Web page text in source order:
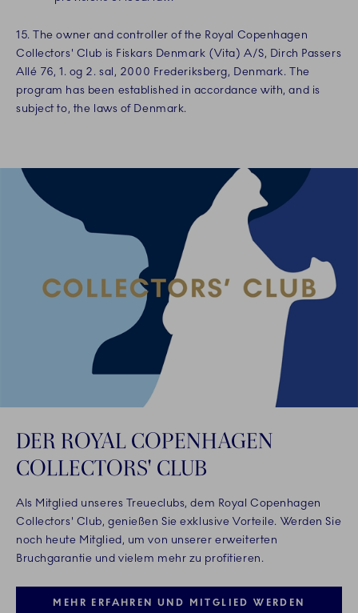
15. The owner and controller of the Royal Copenhagen
Collectors' Club is Fiskars Denmark (Vita) A/S, Dirch Passers
Allé 76, 1. og 2. sal, 2000 Frederiksberg, Denmark. The
program has been established in accordance with, and is
subject to, the laws of Denmark.
DER ROYAL COPENHAGEN
COLLECTORS' CLUB
Als Mitglied unseres Treueclubs, dem Royal Copenhagen
Collectors' Club, genießen Sie exklusive Vorteile. Werden Sie
noch heute Mitglied, um von unserer erweiterten
Bruchgarantie und vielem mehr zu profitieren.
MEHR ERFAHREN UND MITGLIED WERDEN